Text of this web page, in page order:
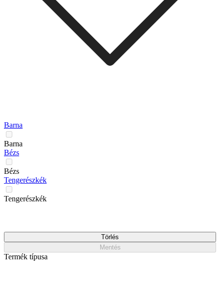
Barna
Barna
Bézs
Bézs
Tengerészkék
Tengerészkék
Törlés
Mentés
Termék típusa